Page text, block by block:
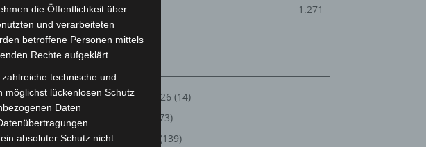
der
In
Welt
1.271
August 2026 (14)
(73)
(139)
die Öffentlichkeit über
und verarbeiteten
betroffene Personen mittels
Rechte aufgeklärt.
technische und
lückenlosen Schutz
Daten
absoluter Schutz nicht